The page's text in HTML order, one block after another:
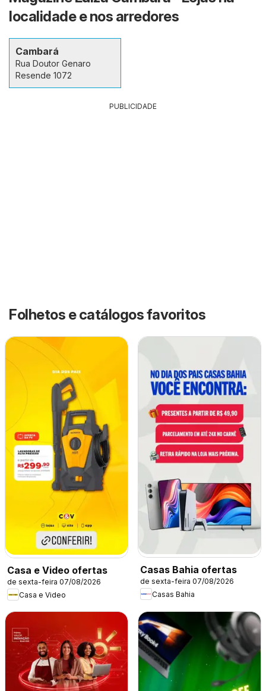
localidade e nos arredores
Cambará
Rua Doutor Genaro
Resende 1072
PUBLICIDADE
Folhetos e catálogos favoritos
Casa e Video ofertas
de sexta-feira 07/08/2026
Casa e Video
Casas Bahia ofertas
de sexta-feira 07/08/2026
Casas Bahia